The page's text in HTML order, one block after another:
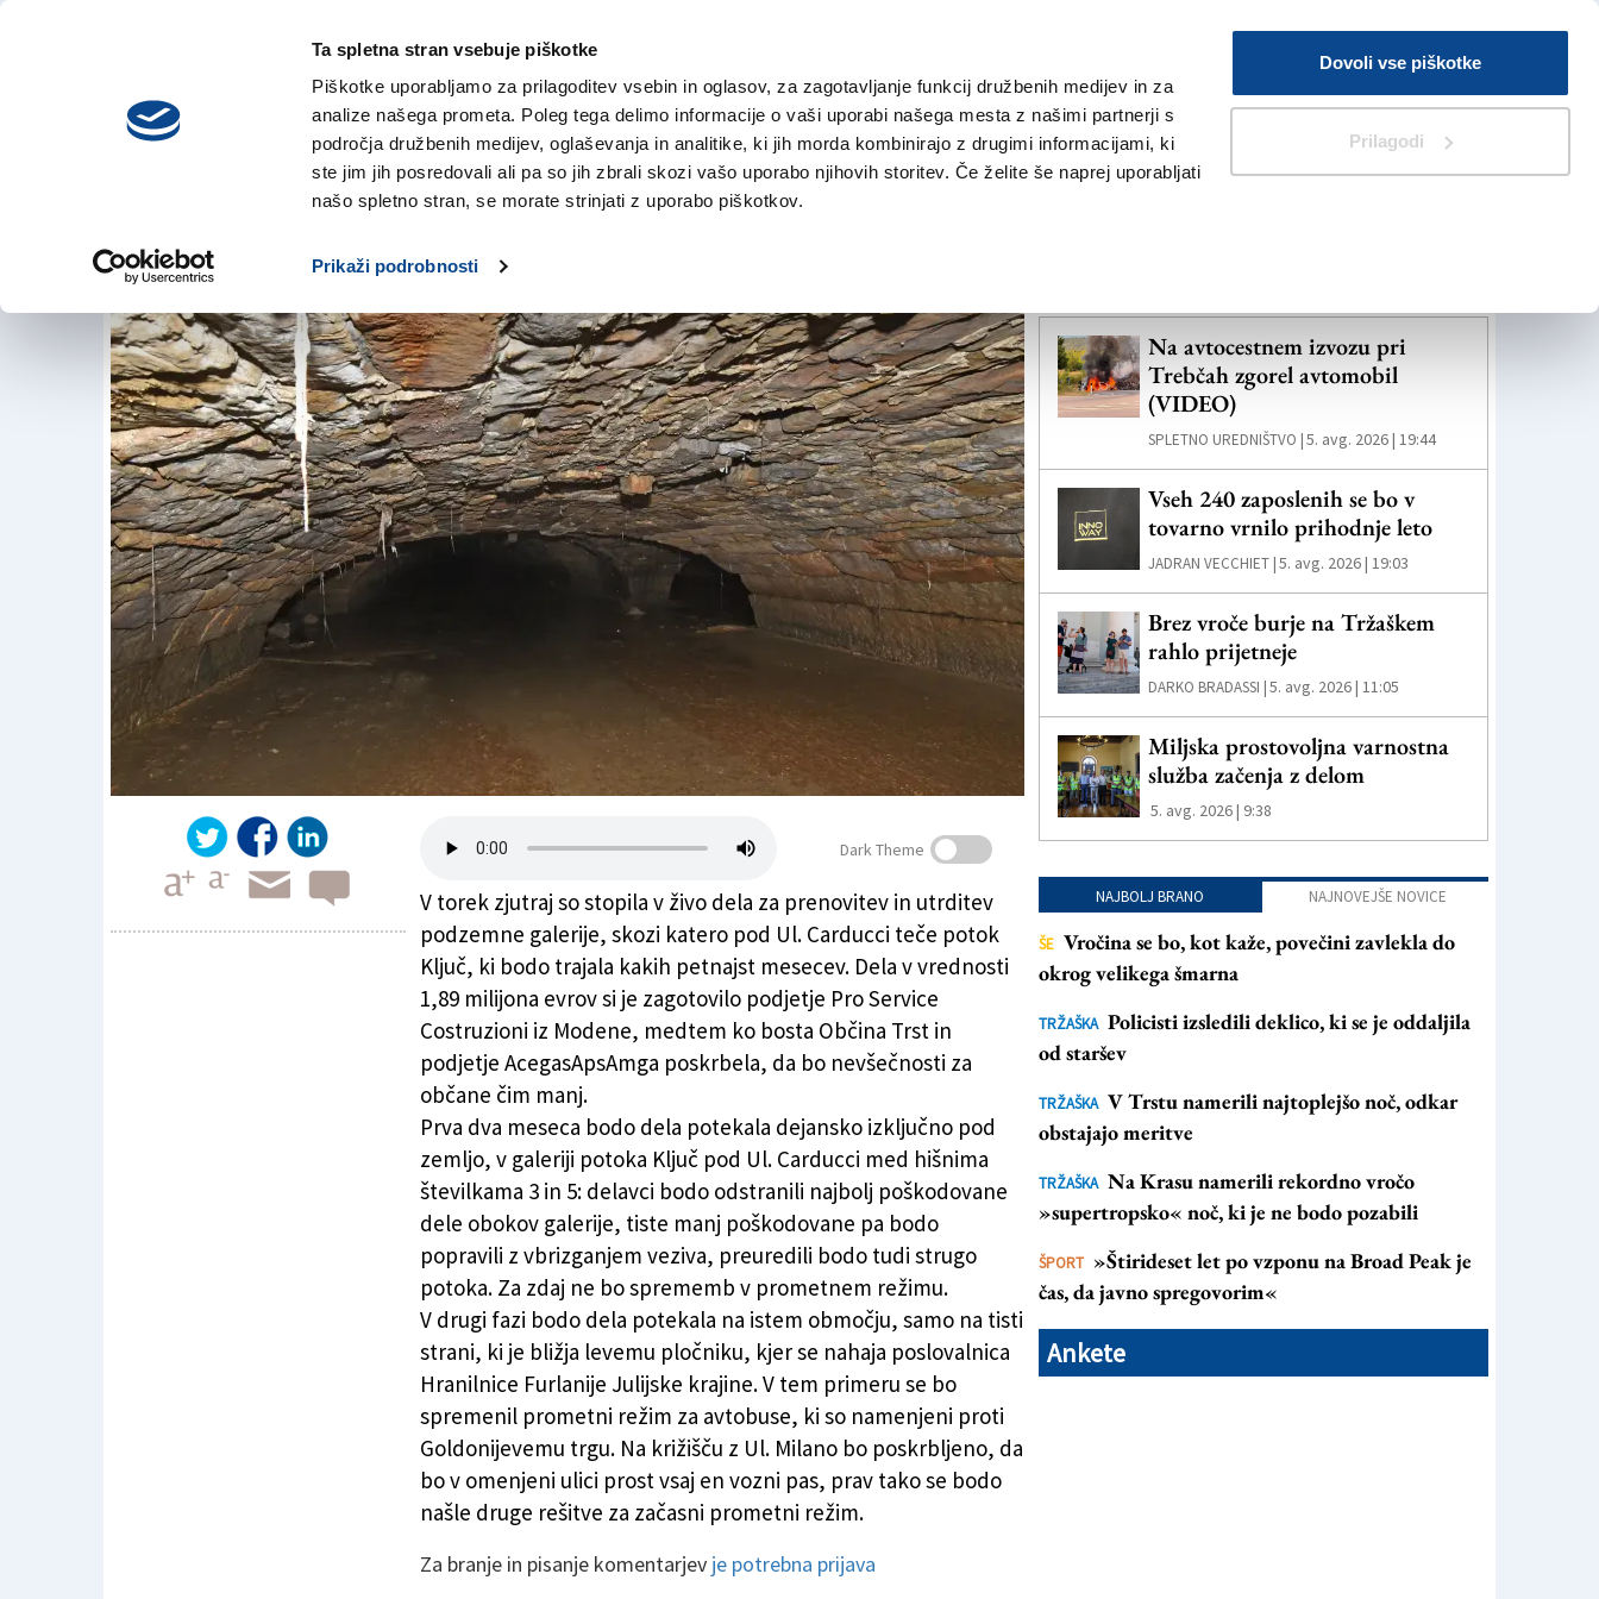
Ta spletna stran vsebuje piškotke
Piškotke uporabljamo za prilagoditev vsebin in oglasov, za zagotavljanje funkcij družbenih medijev in za
analize našega prometa. Poleg tega delimo informacije o vaši uporabi našega mesta z našimi partnerji s
področja družbenih medijev, oglaševanja in analitike, ki jih morda kombinirajo z drugimi informacijami, ki
ste jim jih posredovali ali pa so jih zbrali skozi vašo uporabo njihovih storitev. Če želite še naprej uporabljati
našo spletno stran, se morate strinjati z uporabo piškotkov.
Prikaži podrobnosti
Dovoli vse piškotke
Prilagodi
četrtek,
6. avgusta 2026
V Kioskih
Iskanje
NOVICE TRŽAŠKA GORIŠKA KULTURA ŠPORT ŠE
Prenavljajo galerijo potoka Ključ
3. apr. 2018 | 18:28
Dark Theme
V torek zjutraj so stopila v živo dela za prenovitev in utrditev
podzemne galerije, skozi katero pod Ul. Carducci teče potok
Ključ, ki bodo trajala kakih petnajst mesecev. Dela v vrednosti
1,89 milijona evrov si je zagotovilo podjetje Pro Service
Costruzioni iz Modene, medtem ko bosta Občina Trst in
podjetje AcegasApsAmga poskrbela, da bo nevšečnosti za
občane čim manj.
Prva dva meseca bodo dela potekala dejansko izključno pod
zemljo, v galeriji potoka Ključ pod Ul. Carducci med hišnima
številkama 3 in 5: delavci bodo odstranili najbolj poškodovane
dele obokov galerije, tiste manj poškodovane pa bodo
popravili z vbrizganjem veziva, preuredili bodo tudi strugo
potoka. Za zdaj ne bo sprememb v prometnem režimu.
V drugi fazi bodo dela potekala na istem območju, samo na tisti
strani, ki je bližja levemu pločniku, kjer se nahaja poslovalnica
Hranilnice Furlanije Julijske krajine. V tem primeru se bo
spremenil prometni režim za avtobuse, ki so namenjeni proti
Goldonijevemu trgu. Na križišču z Ul. Milano bo poskrbljeno, da
bo v omenjeni ulici prost vsaj en vozni pas, prav tako se bodo
našle druge rešitve za začasni prometni režim.
Za branje in pisanje komentarjev je potrebna prijava
Na avtocestnem izvozu pri
Trebčah zgorel avtomobil
(VIDEO)
SPLETNO UREDNIŠTVO |5. avg. 2026 | 19:44
Vseh 240 zaposlenih se bo v
tovarno vrnilo prihodnje leto
JADRAN VECCHIET |5. avg. 2026 | 19:03
Brez vroče burje na Tržaškem
rahlo prijetneje
DARKO BRADASSI |5. avg. 2026 | 11:05
Miljska prostovoljna varnostna
služba začenja z delom
5. avg. 2026 | 9:38
NAJBOLJ BRANO NAJNOVEJŠE NOVICE
ŠE Vročina se bo, kot kaže, povečini zavlekla do
okrog velikega šmarna
TRŽAŠKA Policisti izsledili deklico, ki se je oddaljila
od staršev
TRŽAŠKA V Trstu namerili najtoplejšo noč, odkar
obstajajo meritve
TRŽAŠKA Na Krasu namerili rekordno vročo
»supertropsko« noč, ki je ne bodo pozabili
ŠPORT »Štirideset let po vzponu na Broad Peak je
čas, da javno spregovorim«
Ankete